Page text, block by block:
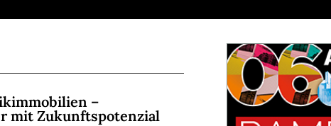
–
mit Zukunftspotenzial